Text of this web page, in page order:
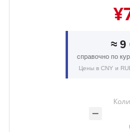
≈ 9
справочно по
Цены в CNY и